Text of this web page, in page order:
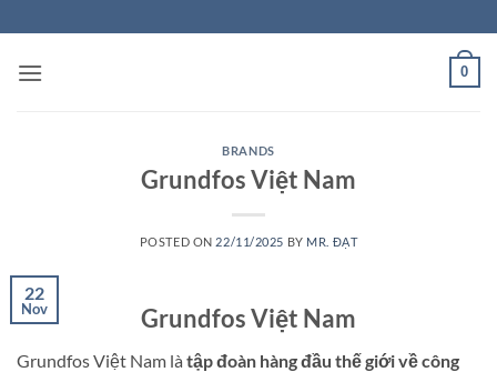
to
content
0
BRANDS
Grundfos Việt Nam
POSTED ON 22/11/2025 BY MR. ĐẠT
22
Nov Grundfos Việt Nam
Grundfos Việt Nam là tập đoàn hàng đầu thế giới về công